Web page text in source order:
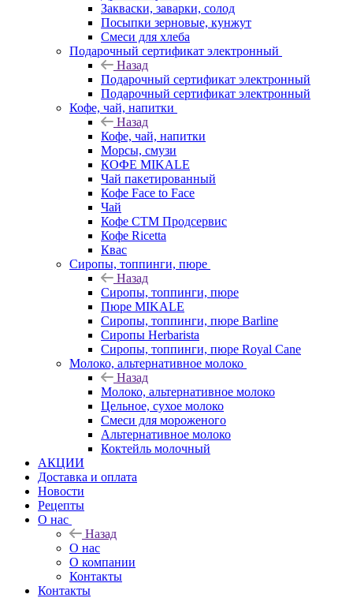
Закваски, заварки, солод
Посыпки зерновые, кунжут
Смеси для хлеба
Подарочный сертификат электронный
Назад
Подарочный сертификат электронный
Подарочный сертификат электронный
Кофе, чай, напитки
Назад
Кофе, чай, напитки
Морсы, смузи
КОФЕ MIKALE
Чай пакетированный
Кофе Face to Face
Чай
Кофе СТМ Продсервис
Кофе Ricetta
Квас
Сиропы, топпинги, пюре
Назад
Сиропы, топпинги, пюре
Пюре MIKALE
Сиропы, топпинги, пюре Barline
Сиропы Herbarista
Сиропы, топпинги, пюре Royal Cane
Молоко, альтернативное молоко
Назад
Молоко, альтернативное молоко
Цельное, сухое молоко
Смеси для мороженого
Альтернативное молоко
Коктейль молочный
АКЦИИ
Доставка и оплата
Новости
Рецепты
О нас
Назад
О нас
О компании
Контакты
Контакты